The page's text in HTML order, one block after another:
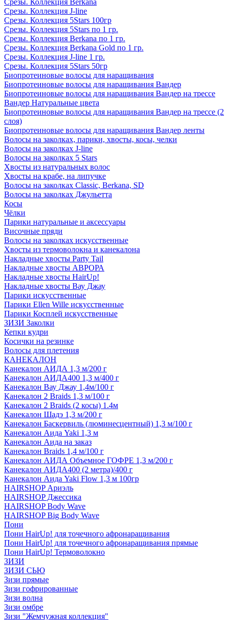
Срезы. Коллекция Berkana
Срезы. Коллекция J-line
Срезы. Коллекция 5Stars 100гр
Срезы. Коллекция 5Stars по 1 гр.
Срезы. Коллекция Berkana по 1 гр.
Срезы. Коллекция Berkana Gold по 1 гр.
Срезы. Коллекция J-line 1 гр.
Срезы. Коллекция 5Stars 50гр
Биопротеиновые волосы для наращивания
Биопротеиновые волосы для наращивания Вандер
Биопротеиновые волосы для наращивания Вандер на трессе
Вандер Натуральные цвета
Биопротеиновые волосы для наращивания Вандер на трессе (2
слоя)
Биопротеиновые волосы для наращивания Вандер ленты
Волосы на заколках, парики, хвосты, косы, челки
Волосы на заколках J-line
Волосы на заколках 5 Stars
Хвосты из натуральных волос
Хвосты на крабе, на липучке
Волосы на заколках Classic, Berkana, SD
Волосы на заколках Джульетта
Косы
Чёлки
Парики натуральные и аксессуары
Височные пряди
Волосы на заколках искусственные
Хвосты из термоволокна и канекалона
Накладные хвосты Party Tail
Накладные хвосты АВРОРА
Накладные хвосты HairUp!
Накладные хвосты Вау Джау
Парики искусственные
Парики Ellen Wille искусственные
Парики Косплей искусственные
ЗИЗИ Заколки
Кепки кудри
Косички на резинке
Волосы для плетения
КАНЕКАЛОН
Канекалон АИДА 1,3 м/200 г
Канекалон АИДА400 1,3 м/400 г
Канекалон Вау Джау 1,4м/100 г
Канекалон 2 Braids 1,3 м/100 г
Канекалон 2 Braids (2 косы) 1.4м
Канекалон Шадэ 1,3 м/200 г
Канекалон Баскервиль (люминесцентный) 1,3 м/100 г
Канекалон Аида Yaki 1,3 м
Канекалон Аида на заказ
Канекалон Braids 1,4 м/100 г
Канекалон АИДА Объемное ГОФРЕ 1,3 м/200 г
Канекалон АИДА400 (2 метра)/400 г
Канекалон Аида Yaki Flow 1,3 м 100гр
HAIRSHOP Ариэль
HAIRSHOP Джессика
HAIRSHOP Body Wave
HAIRSHOP Big Body Wave
Пони
Пони HairUp! для точечного афронаращивания
Пони HairUp! для точечного афронаращивания прямые
Пони HairUp! Термоволокно
ЗИЗИ
ЗИЗИ СЬЮ
Зизи прямые
Зизи гофрированные
Зизи волна
Зизи омбре
Зизи "Жемчужная коллекция"